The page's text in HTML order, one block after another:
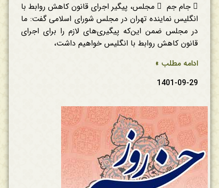
 جام جم  مجلس، پیگیر اجرای قانون کاهش روابط با
انگلیس نماینده تهران در مجلس شورای اسلامی گفت: ما
در مجلس ضمن این‌که پیگیری‌های لازم را برای اجرای
قانون کاهش روابط با انگلیس خواهیم داشت،
ادامه مطلب »
1401-09-29